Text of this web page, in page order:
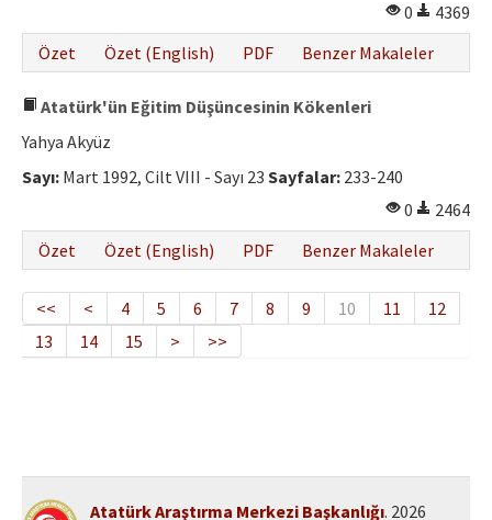
0
4369
Özet
Özet (English) PDF Benzer Makaleler
Atatürk'ün Eğitim Düşüncesinin Kökenleri
Yahya Akyüz
Sayı: Mart 1992, Cilt VIII - Sayı 23 Sayfalar: 233-240
0
2464
Özet
Özet (English) PDF Benzer Makaleler
<< < 4 5 6 7 8 9 10 11
12
13
14 15 > >>
Atatürk Araştırma Merkezi Başkanlığı. 2026